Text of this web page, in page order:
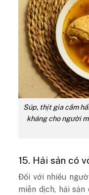
Súp, thịt gia cầm
kháng cho người
15. Hải sản có
Đối với nhiều
miễn dịch, hải